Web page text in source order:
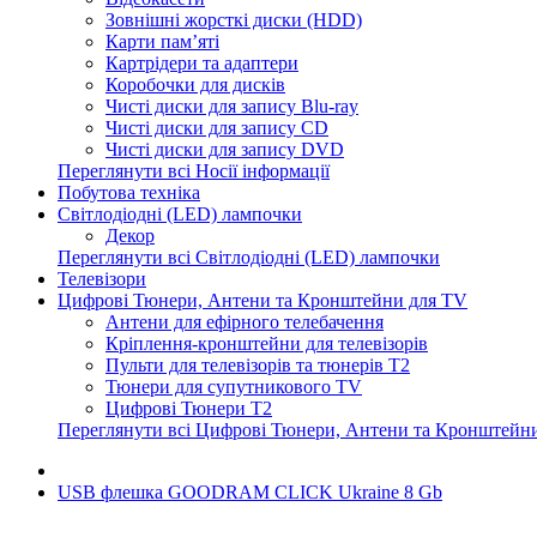
Зовнішні жорсткі диски (HDD)
Карти пам’яті
Картрідери та адаптери
Коробочки для дисків
Чисті диски для запису Blu-ray
Чисті диски для запису CD
Чисті диски для запису DVD
Переглянути всі Носії інформації
Побутова техніка
Світлодіодні (LED) лампочки
Декор
Переглянути всі Світлодіодні (LED) лампочки
Телевізори
Цифрові Тюнери, Антени та Кронштейни для TV
Антени для ефірного телебачення
Кріплення-кронштейни для телевізорів
Пульти для телевізорів та тюнерів T2
Тюнери для супутникового TV
Цифрові Тюнери T2
Переглянути всі Цифрові Тюнери, Антени та
USB флешка GOODRAM CLICK Ukraine 8 Gb